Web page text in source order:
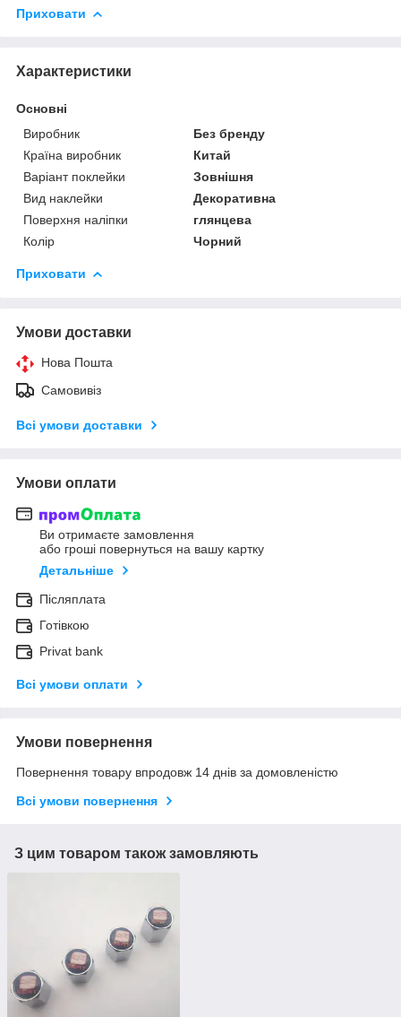
Приховати
Характеристики
Основні
Виробник
Без бренду
Країна виробник
Китай
Варіант поклейки
Зовнішня
Вид наклейки
Декоративна
Поверхня наліпки
глянцева
Колір
Чорний
Приховати
Умови доставки
Нова Пошта
Самовивіз
Всі умови доставки
Умови оплати
Ви отримаєте замовлення
або гроші повернуться на вашу картку
Детальніше
Післяплата
Готівкою
Privat bank
Всі умови оплати
Умови повернення
Повернення товару впродовж 14 днів за домовленістю
Всі умови повернення
З цим товаром також замовляють